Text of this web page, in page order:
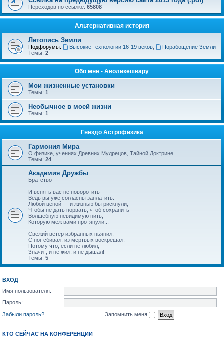
Переходов по ссылке: 65808
Альтернативная история
Летопись Земли
Подфорумы: Высокие технологии 16-19 веков,
Порабощение Земли
Темы: 2
Обо мне - Аволикешвару
Мои жизненные установки
Темы: 1
Необычное в моей жизни
Темы: 1
Гнездо Астрофизика
Гармония Мира
О физике, учениях Древних Мудрецов, Тайной Доктрине
Темы: 24
Академия Дружбы
Братство
И вспять вас не поворотить —
Ведь вы уже согласны заплатить:
Любой ценой — и жизнью бы рискнули, —
Чтобы не дать порвать, чтоб сохранить
Волшебную невидимую нить,
Которую меж вами протянули...
Свежий ветер избранных пьянил,
С ног сбивал, из мёртвых воскрешал,
Потому что, если не любил,
Значит, и не жил, и не дышал!
Темы: 5
ВХОД
Имя пользователя:
Пароль:
Забыли пароль?
Запомнить меня
КТО СЕЙЧАС НА КОНФЕРЕНЦИИ